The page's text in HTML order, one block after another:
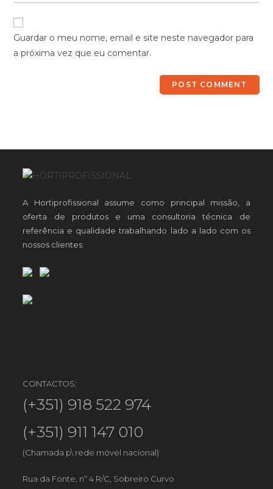
Guardar o meu nome, email e site neste navegador para
a próxima vez que eu comentar.
A Hortiprofissional assume como principal missão, a
oferta de produtos e uma consultoria técnica de
referência e qualidade trabalhando lado a lado com os
nossos clientes.
CONTACTOS:
(+351) 918 522 974
(+351) 911 147 010
(Chamada p\ rede móvel nacional)
Rua da Fonte, nº 4 R/C, Sobreiro Curvo